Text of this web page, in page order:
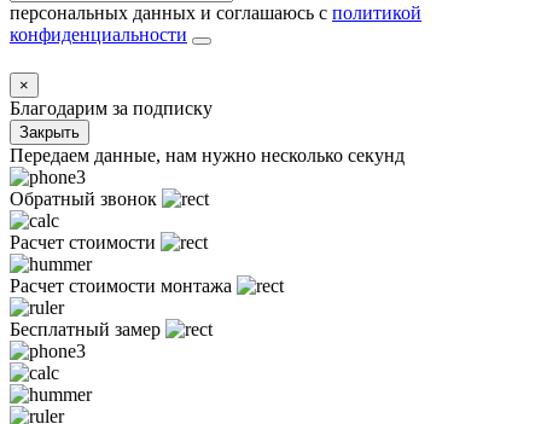
персональных данных и соглашаюсь с политикой
конфиденциальности
×
Благодарим за подписку
Закрыть
Передаем данные, нам нужно несколько секунд
Обратный звонок
Расчет стоимости
Расчет стоимости монтажа
Бесплатный замер